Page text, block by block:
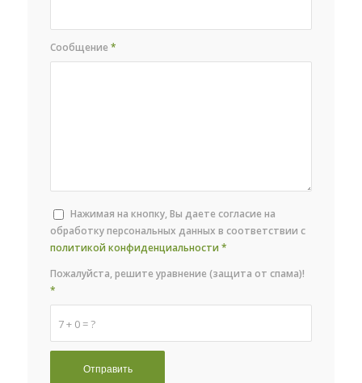
Сообщение*
Нажимая на кнопку, Вы даете согласие на
обработку персональных данных в соответствии с
политикой конфиденциальности *
7 + 0 = ?
Пожалуйста, решите уравнение (защита от спама)!
*